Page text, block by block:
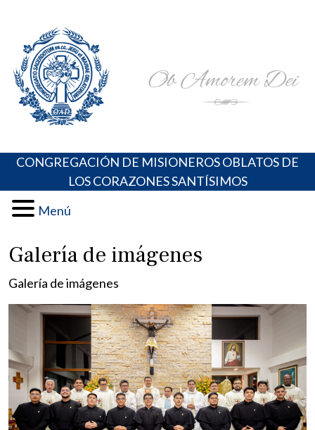
content
Portal de los Padres Oblatos. Advocaciones Marianas,
Oraciones, Música religiosa y más
CONGREGACIÓN DE MISIONEROS OBLATOS DE
LOS CORAZONES SANTÍSIMOS
Menú
Galería de imágenes
Galería de imágenes